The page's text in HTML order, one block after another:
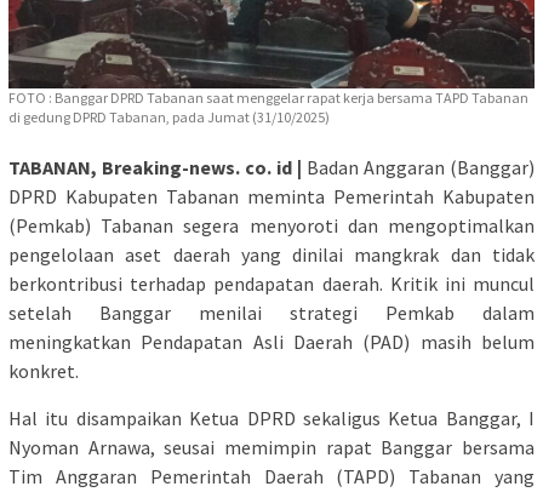
FOTO : Banggar DPRD Tabanan saat menggelar rapat kerja bersama TAPD Tabanan
di gedung DPRD Tabanan, pada Jumat (31/10/2025)
TABANAN, Breaking-news. co. id | Badan Anggaran (Banggar)
DPRD Kabupaten Tabanan meminta Pemerintah Kabupaten
(Pemkab) Tabanan segera menyoroti dan mengoptimalkan
pengelolaan aset daerah yang dinilai mangkrak dan tidak
berkontribusi terhadap pendapatan daerah. Kritik ini muncul
setelah Banggar menilai strategi Pemkab dalam
meningkatkan Pendapatan Asli Daerah (PAD) masih belum
konkret.
Hal itu disampaikan Ketua DPRD sekaligus Ketua Banggar, I
Nyoman Arnawa, seusai memimpin rapat Banggar bersama
Tim Anggaran Pemerintah Daerah (TAPD) Tabanan yang